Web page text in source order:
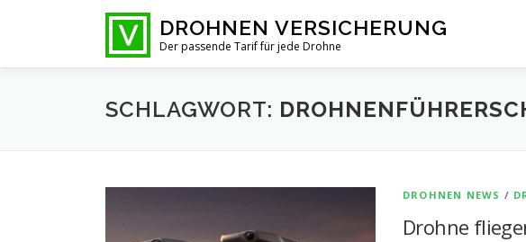
DROHNEN VERSICHERUNG
Der passende Tarif für jede Drohne
SCHLAGWORT:
DROHNEN NEWS /
Drohne